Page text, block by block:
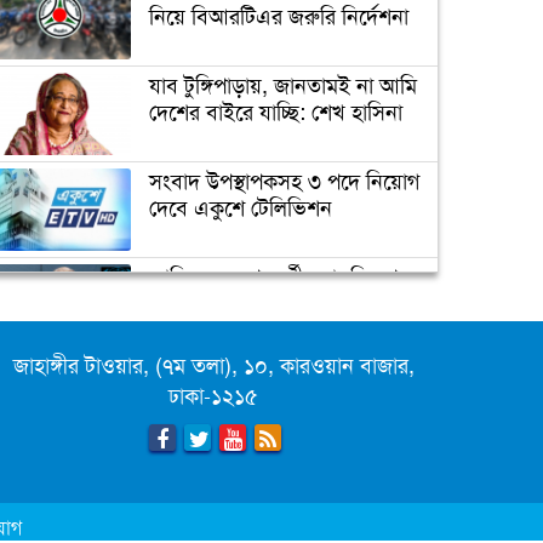
প্র্যাকটিস নিয়ে নির্দেশনা
আজ ‘বিশ্ব নিউমোনিয়া দিবস’
চরম ঝুঁকিতে বাংলাদেশ
নিরাপদ খাদ্যাভ্যাসে সুস্থ শিশু
‘করোনা মোকাবেলায় আরও ৩‘শ
নিয়ে বিআরটিএর জরুরি নির্দেশনা
যাব টুঙ্গিপাড়ায়, জানতামই না আমি
দেশের বাইরে যাচ্ছি: শেখ হাসিনা
সংবাদ উপস্থাপকসহ ৩ পদে নিয়োগ
দেবে একুশে টেলিভিশন
জাতিসংঘের পরবর্তী মহাসচিব পদে
ক্যাম্পাস অ্যাম্বাসেডর নিয়োগ দিচ্ছে
একুশে টেলিভিশন
জাহাঙ্গীর টাওয়ার, (৭ম তলা), ১০, কারওয়ান বাজার,
ঢাকা-১২১৫